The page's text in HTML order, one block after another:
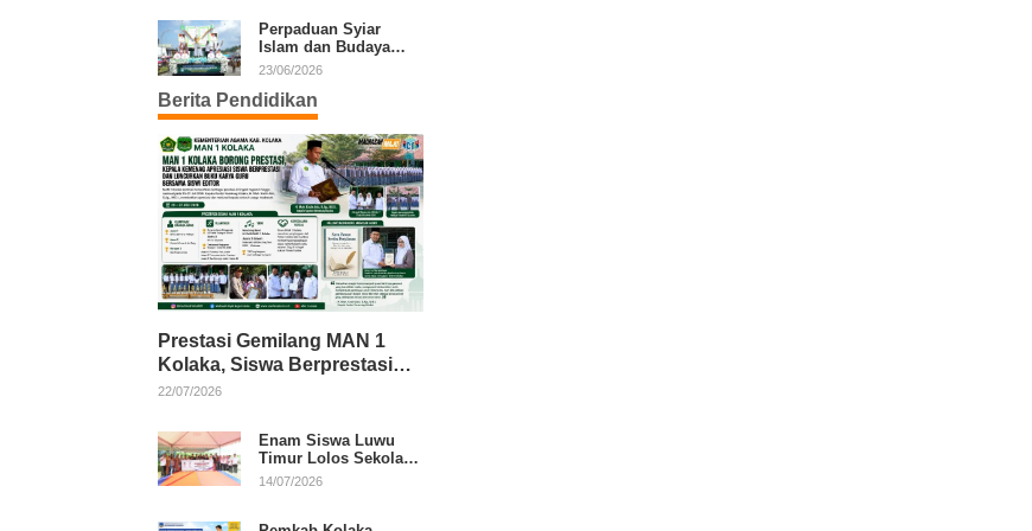
Perpaduan Syiar
Islam dan Budaya
Warnai Pawai Ta’aruf
23/06/2026
Berita Pendidikan
Prestasi Gemilang MAN 1
Kolaka, Siswa Berprestasi
dan Guru Berkarya Raih
22/07/2026
Enam Siswa Luwu
Timur Lolos Sekolah
Rakyat, Bupati: Jaga
14/07/2026